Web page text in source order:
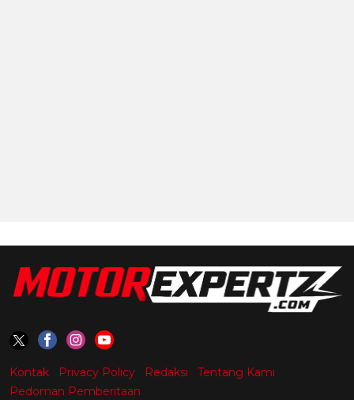
Kontak Privacy Policy Redaksi
Tentang Kami
Pedoman Pemberitaan